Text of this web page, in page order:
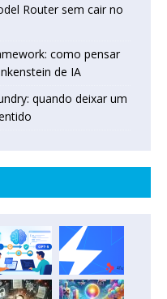
Router sem cair no
como pensar
de IA
quando deixar um